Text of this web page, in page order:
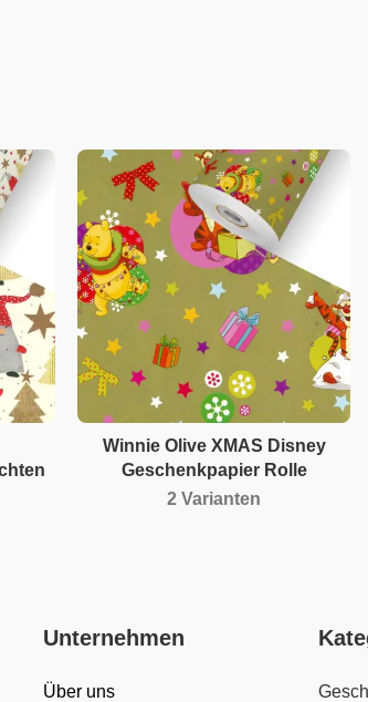
Winnie Olive XMAS Disney
Geschenkpapier Rolle
2 Varianten
Unternehmen
Über uns